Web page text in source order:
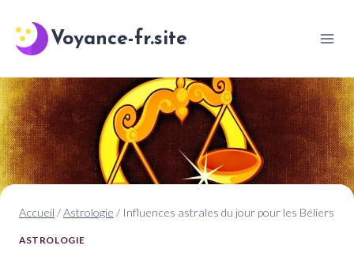
contenu
Voyance-fr.site
Accueil /Astrologie / Influences astrales du jour pour les Béliers
ASTROLOGIE